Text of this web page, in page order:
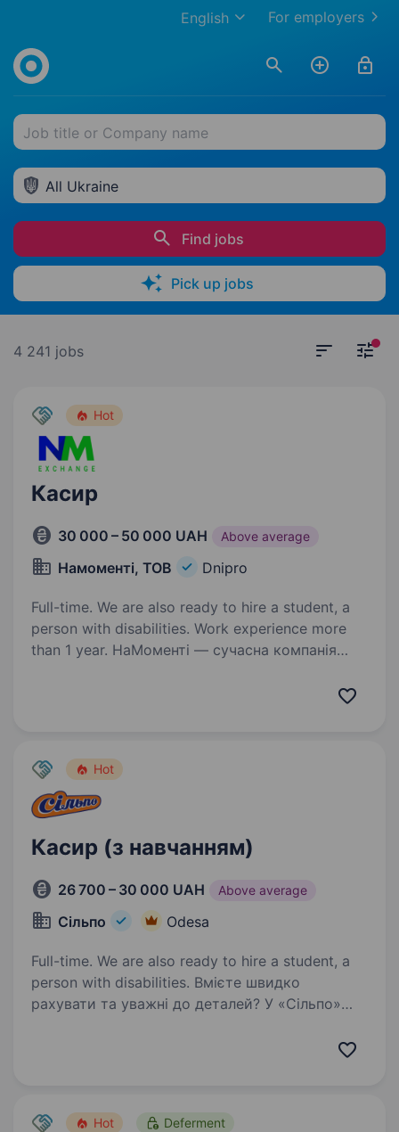
For employers
English
Job title or Company name
All Ukraine
Find jobs
Pick up jobs
4 241 jobs
Hot
Касир
30 000 – 50 000 UAH Above average
Намоменті, ТОВ Dnipro
Full-time. We are also ready to hire a student, a
person with disabilities. Work experience more
than 1 year. НаМоменті — сучасна компанія
ставка + бонуси (чим…
Hot
Касир (з навчанням)
26 700 – 30 000 UAH Above average
Сільпо Odesa
Full-time. We are also ready to hire a student, a
person with disabilities. Вмієте швидко
рахувати та уважні до деталей? У «Сільпо»
Hot Deferment